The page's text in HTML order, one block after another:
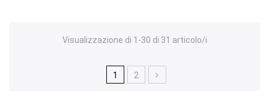
Visualizzazione di 1-30 di 31 articolo/i
1 2